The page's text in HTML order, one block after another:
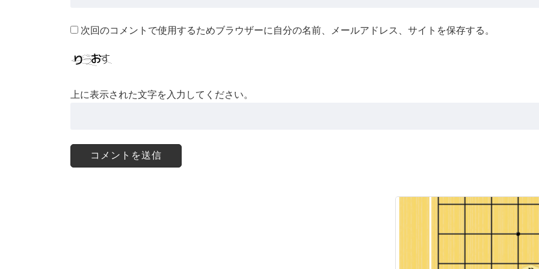
次回のコメントで使用するためブラウザーに自分の名前、メールアドレス、サイトを保存する。
上に表示された文字を入力してください。